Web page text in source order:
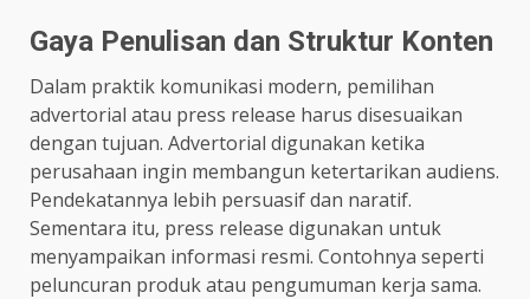
Gaya Penulisan dan Struktur Konten
Dalam praktik komunikasi modern, pemilihan
advertorial atau press release harus disesuaikan
dengan tujuan. Advertorial digunakan ketika
perusahaan ingin membangun ketertarikan audiens.
Pendekatannya lebih persuasif dan naratif.
Sementara itu, press release digunakan untuk
menyampaikan informasi resmi. Contohnya seperti
peluncuran produk atau pengumuman kerja sama.